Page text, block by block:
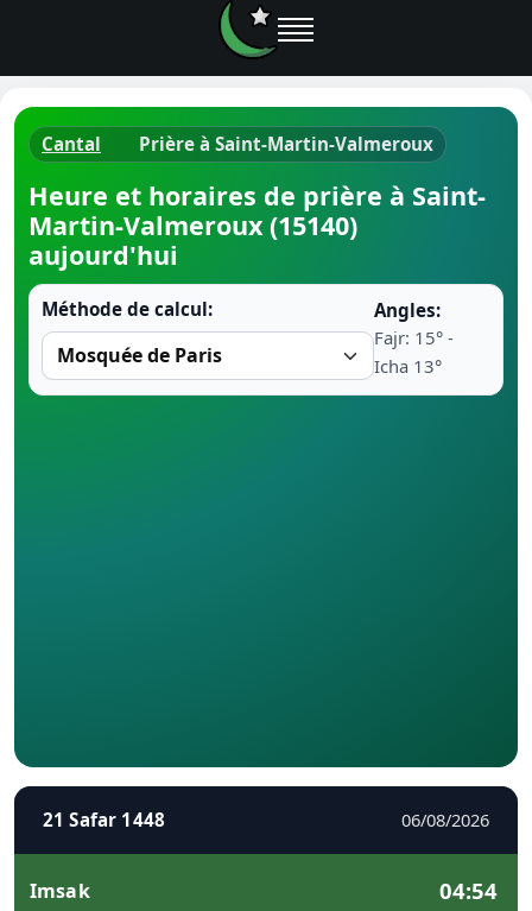
Horaires
Ramadan
Coran
Cantal Prière à Saint-Martin-Valmeroux
Heure et horaires de prière à Saint-
Martin-Valmeroux (15140)
aujourd'hui
Méthode de calcul:
Angles:
Fajr: 15° -
Icha 13°
21 Safar 1448 06/08/2026
Imsak 04:54